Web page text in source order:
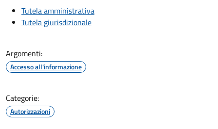
Tutela amministrativa
Tutela giurisdizionale
Argomenti:
Accesso all'informazione
Categorie:
Autorizzazioni